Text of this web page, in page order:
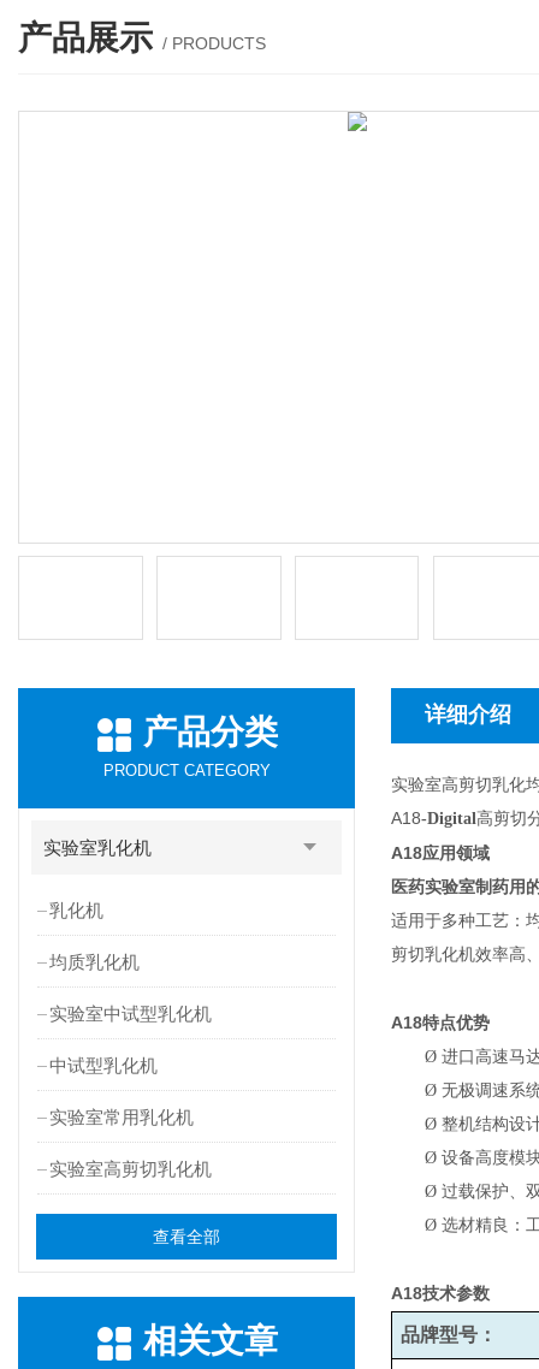
产品展示 / PRODUCTS
产品分类
PRODUCT CATEGORY
实验室乳化机
乳化机
均质乳化机
实验室中试型乳化机
中试型乳化机
实验室常用乳化机
实验室高剪切乳化机
查看全部
相关文章
详细介绍
实验室高剪切乳化
A18-Digital高剪切
A18应用领域
医药实验室制药用
适用于多种工艺：
剪切乳化机效率高
A18特点优势
Ø 进口高速马
Ø 无极调速系
Ø 整机结构设
Ø 设备高度模
Ø 过载保护、
Ø 选材精良：
A18技术参数
品牌型号：